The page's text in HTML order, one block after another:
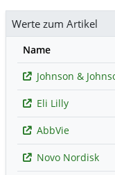
Werte zum Artikel
Name
Johnson &
Eli Lilly
AbbVie
Novo Nordisk